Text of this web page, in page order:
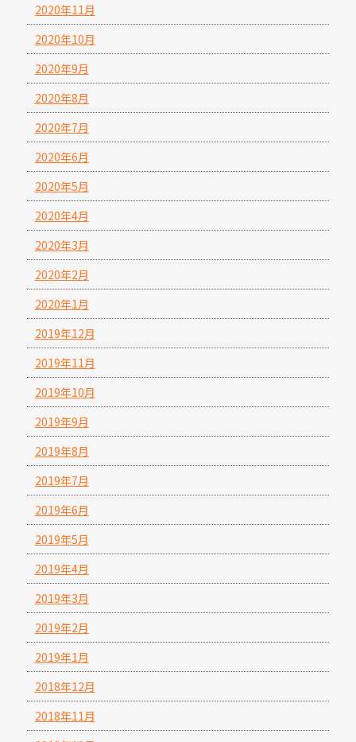
2020年11月
2020年10月
2020年9月
2020年8月
2020年7月
2020年6月
2020年5月
2020年4月
2020年3月
2020年2月
2020年1月
2019年12月
2019年11月
2019年10月
2019年9月
2019年8月
2019年7月
2019年6月
2019年5月
2019年4月
2019年3月
2019年2月
2019年1月
2018年12月
2018年11月